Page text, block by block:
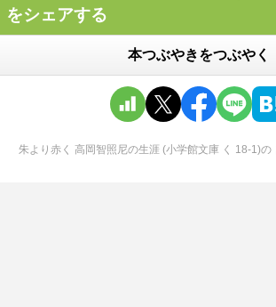
をシェアする
本つぶやきをつぶやく
朱より赤く 高岡智照尼の生涯 (小学館文庫 く 18-1)の